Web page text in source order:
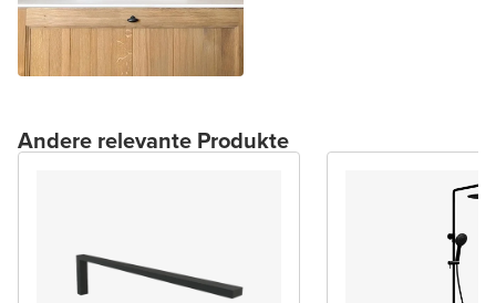
Andere relevante Produkte